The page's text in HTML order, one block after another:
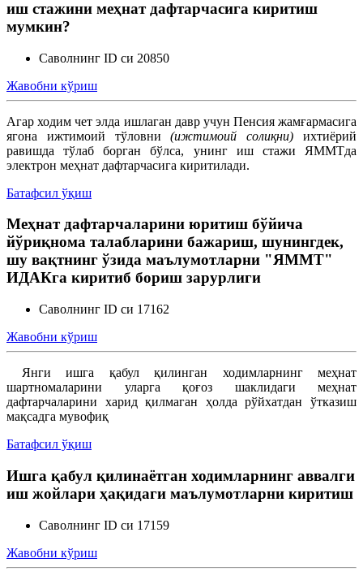
Меҳнат низолари
Кадрлар ишини юритиш
Меҳнатга оид муносабатларни бекор қилиш
Ишга қабул қилиш
иш стажини меҳнат дафтарчасига киритиш
мумкин?
Саволнинг ID си 20850
Жавобни кўриш
Агар ходим чет элда ишлаган давр учун Пенсия жамғармасига
ягона ижтимоий тўловни(ижтимоий солиқни) ихтиёрий
равишда тўлаб борган бўлса, унинг иш стажи ЯММТда
электрон меҳнат дафтарчасига киритилади.
Батафсил ўқиш
Меҳнат дафтарчаларини юритиш бўйича
йўриқнома талабларини бажариш, шунингдек,
шу вақтнинг ўзида маълумотларни "ЯММТ"
ИДАКга киритиб бориш зарурлиги
Саволнинг ID си 17162
Жавобни кўриш
Янги ишга қабул қилинган ходимларнинг меҳнат
шартномаларини уларга қоғоз шаклидаги меҳнат
дафтарчаларини харид қилмаган ҳолда рўйхатдан ўтказиш
мақсадга мувофиқ
Батафсил ўқиш
Ишга қабул қилинаётган ходимларнинг аввалги
иш жойлари ҳақидаги маълумотларни киритиш
Саволнинг ID си 17159
Жавобни кўриш